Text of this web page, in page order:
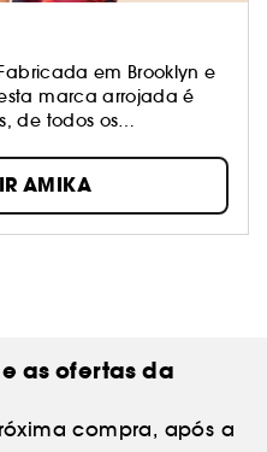
em Brooklyn e
marca arrojada é
de todos os
todos vós. Os nossos
Cada um dos
com a nossa
superfruto: o
uma das mais ricas
11 gamas que se
estilos e problemas,
bem-vindos!
AMIKA
as ofertas da
compra, após a